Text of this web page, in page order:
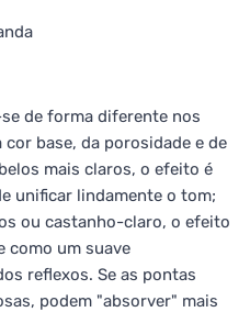
de forma diferente nos
base, da porosidade e de
mais claros, o efeito é
unificar lindamente o tom;
ou castanho-claro, o efeito
como um suave
reflexos. Se as pontas
podem "absorver" mais